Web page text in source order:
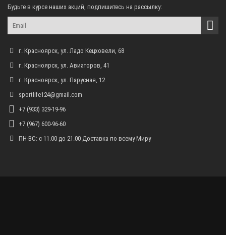
Будьте в курсе наших акций, подпишитесь на рассылку:
г. Красноярск, ул. Ладо Кецховели, 68
г. Красноярск, ул. Авиаторов, 41
г. Красноярск, ул. Парусная, 12
sportlife124@gmail.com
+7 (933) 329-19-96
+7 (967) 600-96-60
ПН-ВС: с 11.00 до 21.00 Доставка по всему Миру